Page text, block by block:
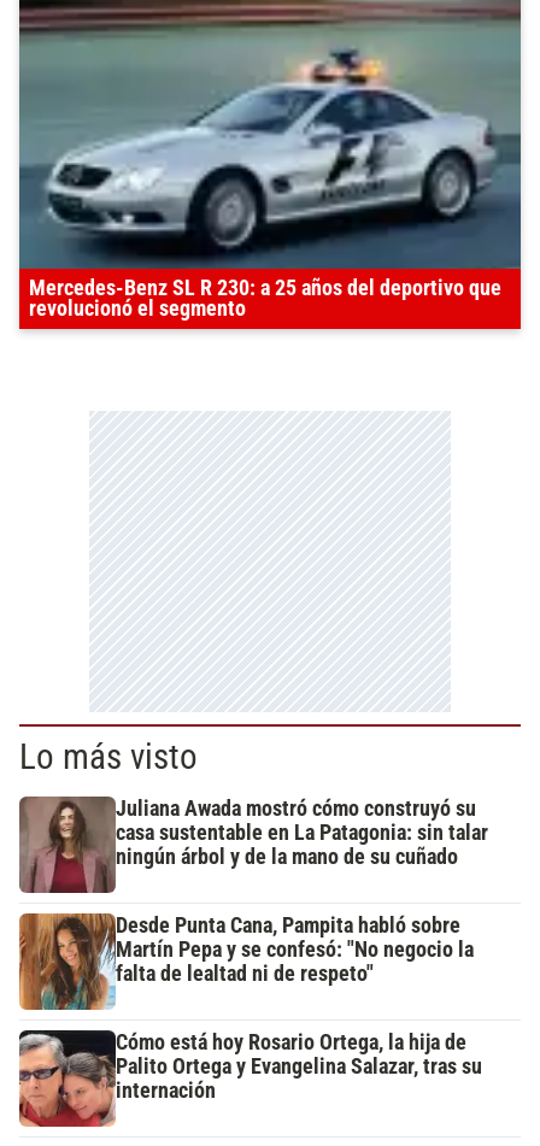
Mercedes-Benz SL R 230: a 25 años del deportivo que
revolucionó el segmento
Lo más visto
Juliana Awada mostró cómo construyó su
casa sustentable en La Patagonia: sin talar
ningún árbol y de la mano de su cuñado
Desde Punta Cana, Pampita habló sobre
Martín Pepa y se confesó: "No negocio la
falta de lealtad ni de respeto"
Cómo está hoy Rosario Ortega, la hija de
Palito Ortega y Evangelina Salazar, tras su
internación